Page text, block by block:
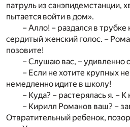
патруль из санэпидемстанции,
пытается войти в дом».
– Алло! – раздался в
сердитый женский голос. –
позовите!
– Слушаю вас, – удивленно
– Если не хотите крупных
немедленно идите в школу!
– Куда? – растерялась я. – К
– Кирилл Романов ваш? –
Отвратительный ребенок,